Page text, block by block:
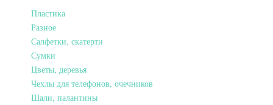
Пластика
Разное
Салфетки, скатерти
Сумки
Цветы, деревья
Чехлы для телефонов, очечников
Шали, палантины